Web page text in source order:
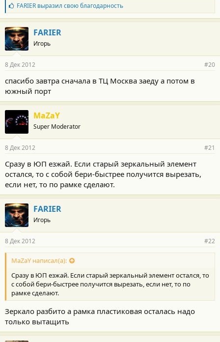
Б
л
а
г
о
д
а
н
с
т
и
:
FARIERвыразил свою благодарность
FARIER
Игорь
8 Дек 2012 #20
спасибо завтра сначала в ТЦ Москва заеду а потом в
южный порт
MaZaY
Super Moderator
8 Дек 2012 #21
Сразу в ЮП езжай. Если старый зеркальный элемент
остался, то с собой бери-быстрее получится вырезать,
если нет, то по рамке сделают.
FARIER
Игорь
8 Дек 2012 #22
MaZaY написал(а):
Сразу в ЮП езжай. Если старый зеркальный элемент остался, то
с собой бери-быстрее получится вырезать, если нет, то по
рамке сделают.
Зеркало разбито а рамка пластиковая осталась надо
только вытащить